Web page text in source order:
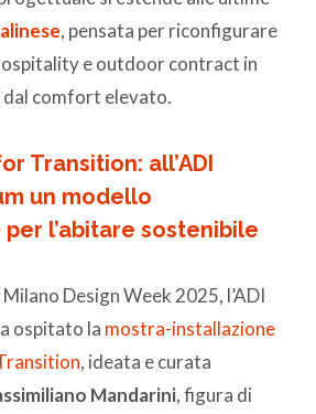
, pensata per riconfigurare
e outdoor contract in
dal comfort elevato.
Transition: all’ADI
un modello
l’abitare sostenibile
Design Week 2025, l’ADI
ospitato la mostra-installazione
, ideata e curata
Mandarini, figura di